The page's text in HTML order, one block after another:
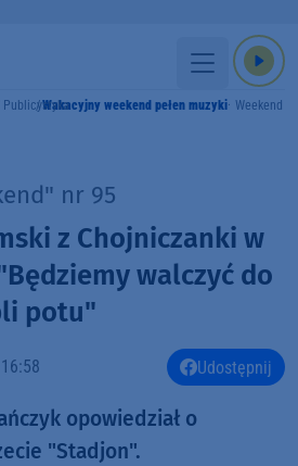
Wakacyjny weekend pełen muzyki Weekend
nr 95
z Chojniczanki w
walczyć do
potu"
Udostępnij
opowiedział o
"Stadjon".